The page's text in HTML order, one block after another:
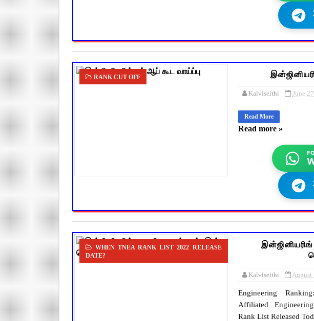
RANK CUT OFF
Kalviseithi June
Read More
Read more »
WHEN TNEA RANK LIST 2022 RELEASE
DATE?
Kalviseithi August
Engineering
Affiliated
Rank List Released